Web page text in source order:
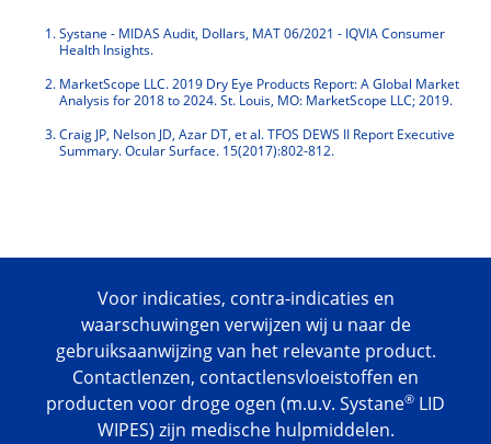
Systane - MIDAS Audit, Dollars, MAT 06/2021 - IQVIA Consumer
Health Insights.
MarketScope LLC. 2019 Dry Eye Products Report: A Global Market
Analysis for 2018 to 2024. St. Louis, MO: MarketScope LLC; 2019.
Craig JP, Nelson JD, Azar DT, et al. TFOS DEWS II Report Executive
Summary. Ocular Surface. 15(2017):802-812.
Voor indicaties, contra-indicaties en
waarschuwingen verwijzen wij u naar de
gebruiksaanwijzing van het relevante product.
Contactlenzen, contactlensvloeistoffen en
producten voor droge ogen (m.u.v. Systane® LID
WIPES) zijn medische hulpmiddelen.